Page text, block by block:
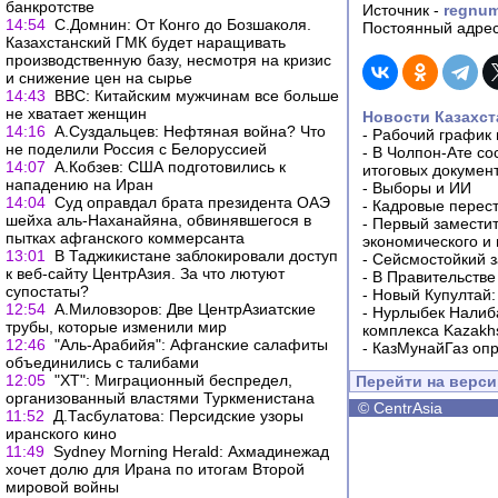
банкротстве
14:54 С.Домнин: От Конго до Бозшаколя.
Казахстанский ГМК будет наращивать
производственную базу, несмотря на кризис
и снижение цен на сырье
14:43
ВВС: Китайским мужчинам все больше
не хватает женщин
14:16 А.Суздальцев: Нефтяная война? Что
не поделили Россия с Белоруссией
14:07 А.Кобзев: США подготовились к
нападению на Иран
14:04 Суд оправдал брата президента ОАЭ
шейха аль-Наханайяна, обвинявшегося в
пытках афганского коммерсанта
13:01
В Таджикистане заблокировали доступ
к веб-сайту ЦентрАзия. За что лютуют
супостаты?
12:54 А.Миловзоров: Две ЦентрАзиатские
трубы, которые изменили мир
12:46 "Аль-Арабийя": Афганские салафиты
объединились с талибами
12:05 "ХТ": Миграционный беспредел,
организованный властями Туркменистана
11:52
Д.Тасбулатова: Персидские узоры
иранского кино
11:49 Sydney Morning Herald: Ахмадинежад
хочет долю для Ирана по итогам Второй
мировой войны
Источник -
Постоянный
Новости
- Рабочий график
- В Чолпон-Ате
итоговых
- Выборы и ИИ
- Кадровые
- Первый
экономического
- Сейсмостойкий
- В
- Новый
- Нурлыбек
комплекса
- КазМунайГаз
Перейти на
© CentrAsia